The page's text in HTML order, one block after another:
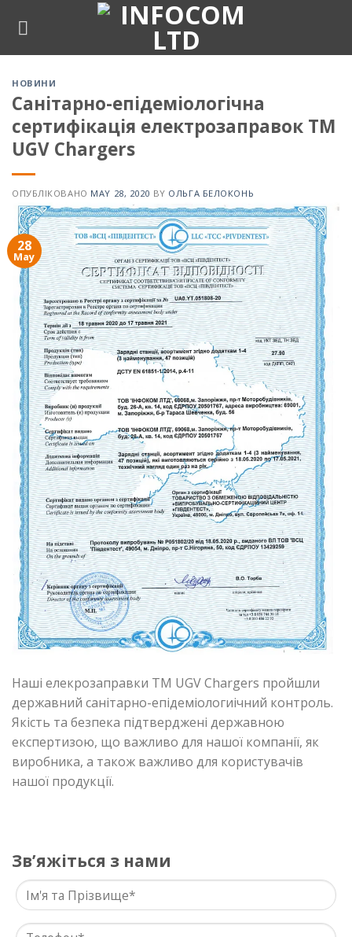
НОВИНИ
Санітарно-епідеміологічна
сертифікація електрозаправок ТМ
UGV Chargers
ОПУБЛІКОВАНО MAY 28, 2020 BY ОЛЬГА БЕЛОКОНЬ
28
May
Наші елекрозаправки ТМ UGV Chargers пройшли
державний санітарно-епідеміологиічний контроль.
Якість та безпека підтверджені державною
експертизою, що важливо для нашої компанії, як
виробника, а також важливо для користувачів
нашої продукції.
Звʼяжіться з нами